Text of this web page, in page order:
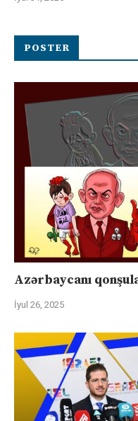
POSTER
Azərbaycanı
İyul 26, 2025